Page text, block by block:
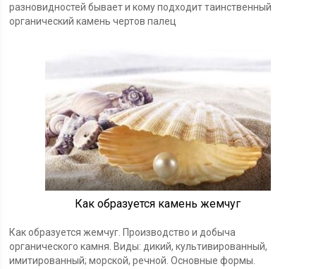
разновидностей бывает и кому подходит таинственный
органический камень чертов палец
Как образуется камень жемчуг
Как образуется жемчуг. Производство и добыча
органического камня. Виды: дикий, культивированный,
имитированный; морской, речной. Основные формы.